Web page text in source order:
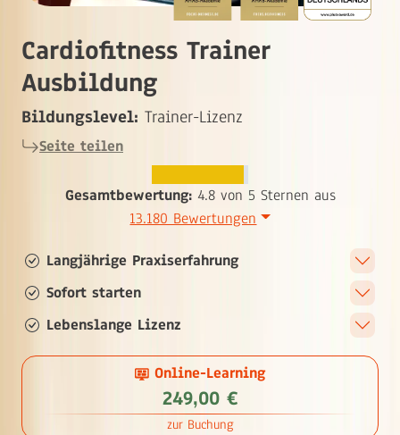
Cardiofitness Trainer
Ausbildung
Bildungslevel: Trainer-Lizenz
Seite teilen
Gesamtbewertung: 4.8 von 5 Sternen aus
13.180 Bewertungen
Langjährige Praxiserfahrung
Sofort starten
Lebenslange Lizenz
Online-Learning
249,00 €
zur Buchung